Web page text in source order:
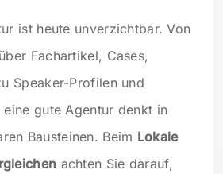
ist heute unverzichtbar. Von
Fachartikel, Cases,
Speaker-Profilen und
eine gute Agentur denkt in
Bausteinen. Beim Lokale
achten Sie darauf,